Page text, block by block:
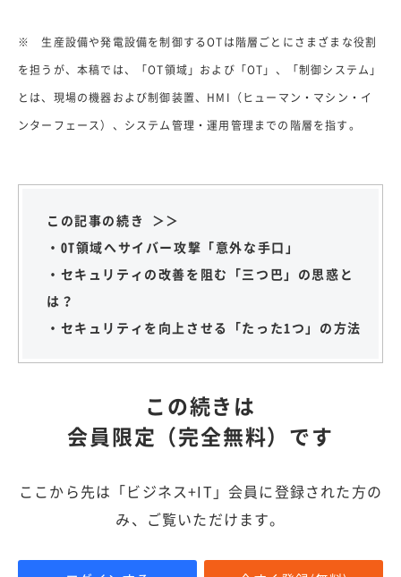
※ 生産設備や発電設備を制御するOTは階層ごとにさまざまな役割
を担うが、本稿では、「OT領域」および「OT」、「制御システム」
とは、現場の機器および制御装置、HMI（ヒューマン・マシン・イ
ンターフェース）、システム管理・運用管理までの階層を指す。
この記事の続き ＞＞
・OT領域へサイバー攻撃「意外な手口」
・セキュリティの改善を阻む「三つ巴」の思惑と
は？
・セキュリティを向上させる「たった1つ」の方法
この続きは
会員限定（完全無料）です
ここから先は「ビジネス+IT」会員に登録された方の
み、ご覧いただけます。